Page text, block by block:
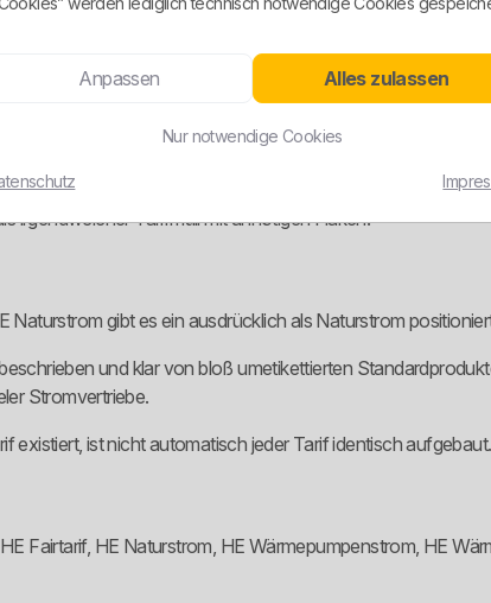
vielen kleineren Regionalanbietern. Öffentlich erkennbar
und Ersatzversorgung.
und flexible Verbraucher eben nicht in
Vertragsmerkmalen arbeiten. Genannt werden unter
irgendwelcher Tarifmüll mit unnötigen Haken.
gibt es ein ausdrücklich als Naturstrom
und klar von bloß umetikettierten
Stromvertriebe.
existiert, ist nicht automatisch jeder Tarif identisch
Fairtarif, HE Naturstrom, HE Wärmepumpenstrom, HE
Anpassen Alles zulassen
Nur notwendige Cookies